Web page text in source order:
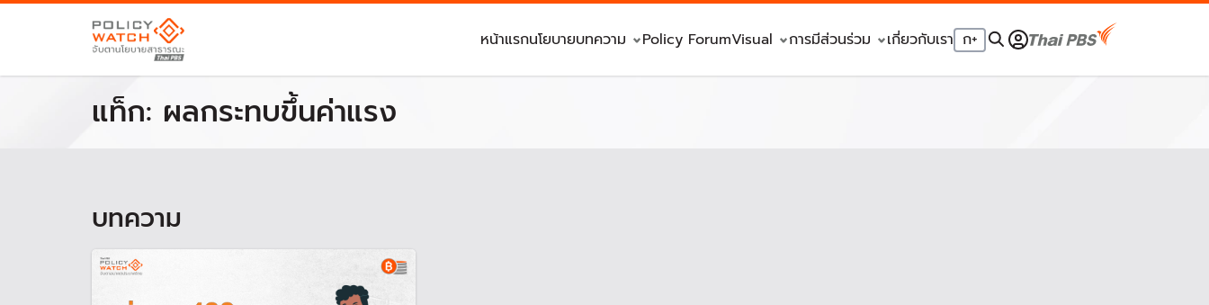
หน้าแรกนโยบายบทความ Policy ForumVisual การมีส่วนร่วม เกี่ยวกับเรา ก+
แท็ก: ผลกระทบขึ้นค่าแรง
บทความ